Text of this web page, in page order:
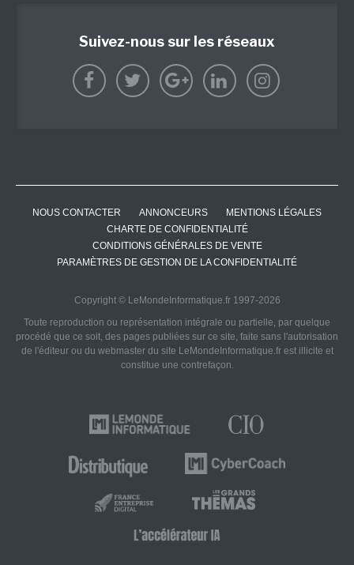
Suivez-nous sur les réseaux
NOUS CONTACTER ANNONCEURS
MENTIONS LÉGALES
CHARTE DE CONFIDENTIALITÉ
CONDITIONS GÉNÉRALES DE VENTE
PARAMÈTRES DE GESTION DE LA CONFIDENTIALITÉ
Copyright © LeMondeInformatique.fr 1997-2026
Toute reproduction ou représentation intégrale ou partielle, par quelque
procédé que ce soit, des pages publiées sur ce site, faite sans l'autorisation
de l'éditeur ou du webmaster du site LeMondeInformatique.fr est illicite et
constitue une contrefaçon.